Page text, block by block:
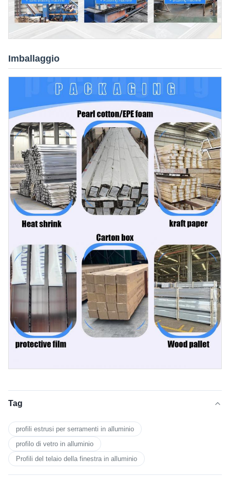
Imballaggio
Tag
profili estrusi per serramenti in alluminio
profilo di vetro in alluminio
Profili del telaio della finestra in alluminio